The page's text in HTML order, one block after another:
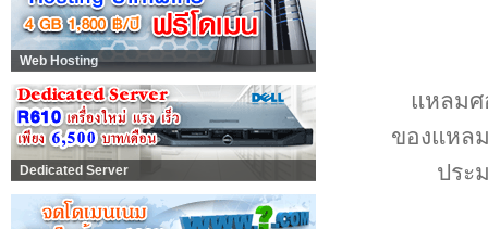
Web Hosting
Dedicated Server
แหลมศ
ของแหล
ประ